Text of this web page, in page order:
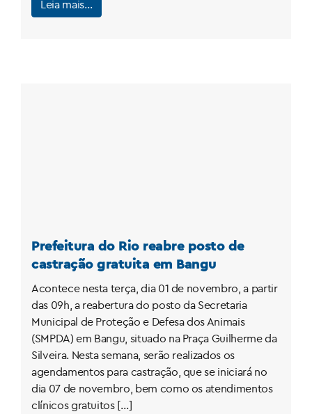
Leia mais…
Prefeitura do Rio reabre posto de
castração gratuita em Bangu
Acontece nesta terça, dia 01 de novembro, a partir
das 09h, a reabertura do posto da Secretaria
Municipal de Proteção e Defesa dos Animais
(SMPDA) em Bangu, situado na Praça Guilherme da
Silveira. Nesta semana, serão realizados os
agendamentos para castração, que se iniciará no
dia 07 de novembro, bem como os atendimentos
clínicos gratuitos […]